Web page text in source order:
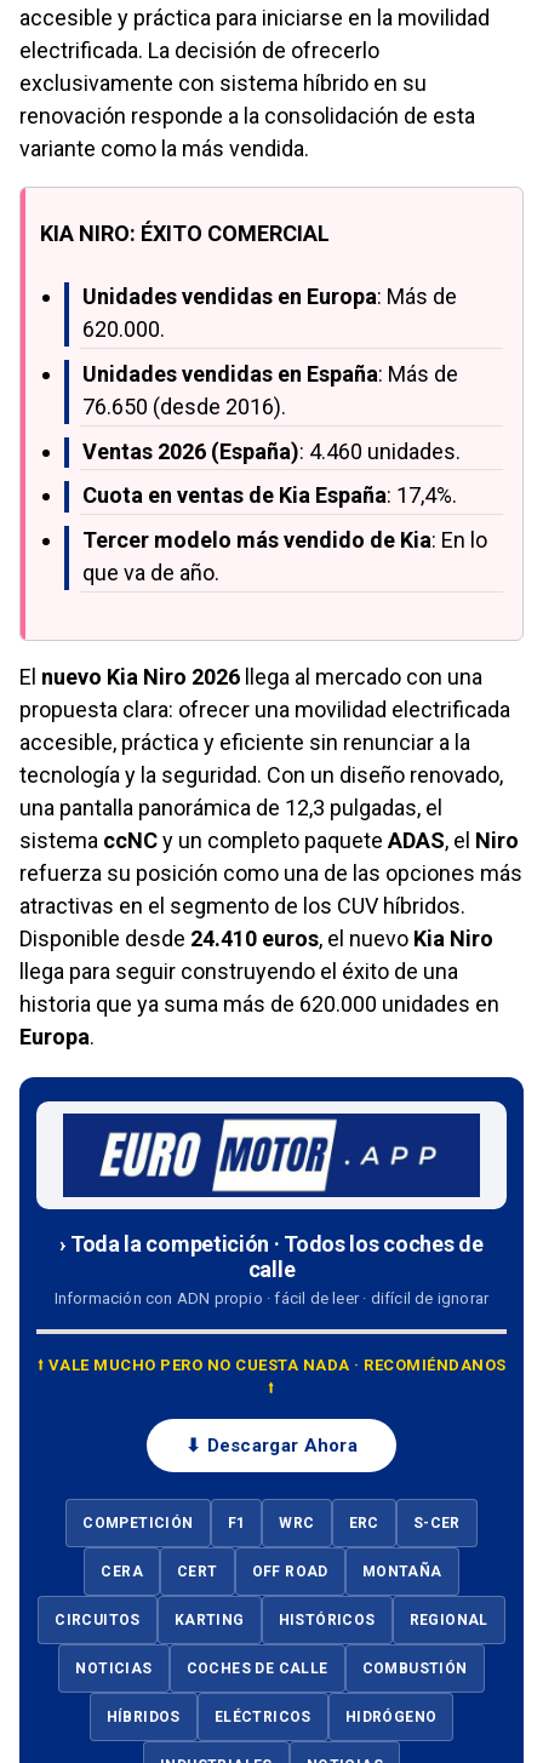
accesible y práctica para iniciarse en la movilidad
electrificada. La decisión de ofrecerlo
exclusivamente con sistema híbrido en su
renovación responde a la consolidación de esta
variante como la más vendida.
KIA NIRO: ÉXITO COMERCIAL
Unidades vendidas en Europa: Más de
620.000.
Unidades vendidas en España: Más de
76.650 (desde 2016).
Ventas 2026 (España): 4.460 unidades.
Cuota en ventas de Kia España: 17,4%.
Tercer modelo más vendido de Kia: En lo
que va de año.
El nuevo Kia Niro 2026 llega al mercado con una
propuesta clara: ofrecer una movilidad electrificada
accesible, práctica y eficiente sin renunciar a la
tecnología y la seguridad. Con un diseño renovado,
una pantalla panorámica de 12,3 pulgadas, el
sistema ccNCy un completo paquete ADAS, el Niro
refuerza su posición como una de las opciones más
atractivas en el segmento de los CUV híbridos.
Disponible desde 24.410 euros, el nuevo Kia Niro
llega para seguir construyendo el éxito de una
historia que ya suma más de 620.000 unidades en
Europa.
› Toda la competición · Todos los coches de
calle
Información con ADN propio · fácil de leer · difícil de ignorar
⭡ VALE MUCHO PERO NO CUESTA NADA · RECOMIÉNDANOS
⭡
⬇ Descargar Ahora
COMPETICIÓN F1 WRC ERC S-CER
CERA CERT OFF ROAD MONTAÑA
CIRCUITOS KARTING HISTÓRICOS REGIONAL
NOTICIAS COCHES DE CALLE COMBUSTIÓN
HÍBRIDOS ELÉCTRICOS HIDRÓGENO